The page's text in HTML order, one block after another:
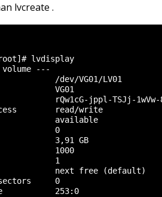
lvcreate .
lvdisplay
---
/dev/VG01/LV01
VG01
rQw1cG-jppl-TSJj-
read/write
available
0
3,91 GB
1000
1
next free (default)
0
253:0